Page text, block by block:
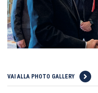
VAI ALLA PHOTO GALLERY